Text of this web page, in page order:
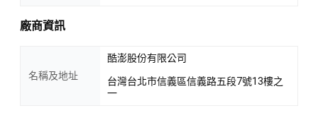
廠商資訊
名稱及地址
酷澎股份有限公司
台灣台北市信義區信義路五段7號13樓之
一